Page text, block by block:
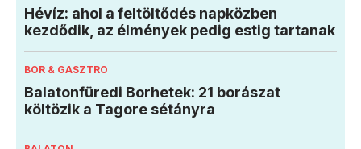
Hévíz: ahol a feltöltődés napközben
kezdődik, az élmények pedig estig tartanak
BOR & GASZTRO
Balatonfüredi Borhetek: 21 borászat
költözik a Tagore sétányra